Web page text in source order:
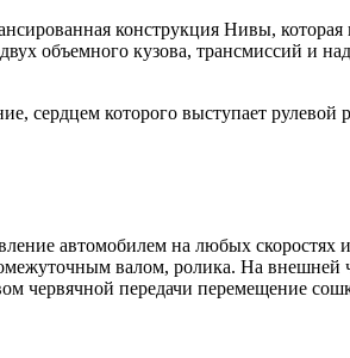
конструкция Нивы, которая
объемного кузова, трансмиссий и
сердцем которого выступает рулевой
автомобилем на любых
валом, ролика. На внешней
червячной передачи перемещение